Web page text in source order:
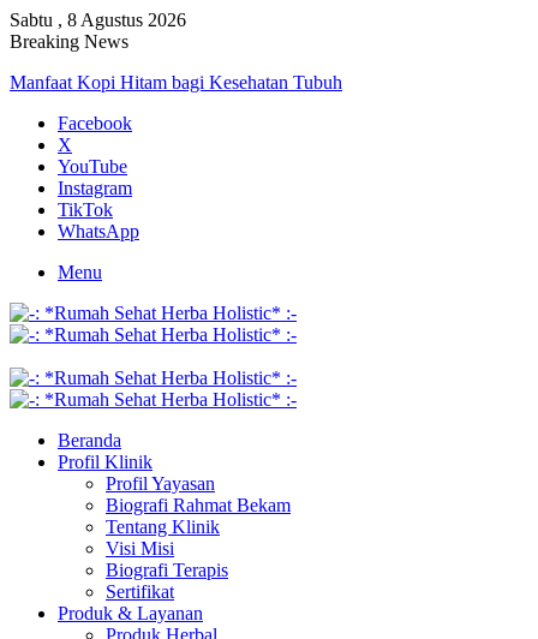
Sabtu , 8 Agustus 2026
Breaking News
Manfaat Kopi Hitam bagi Kesehatan Tubuh
Facebook
X
YouTube
Instagram
TikTok
WhatsApp
Menu
Beranda
Profil Klinik
Profil Yayasan
Biografi Rahmat Bekam
Tentang Klinik
Visi Misi
Biografi Terapis
Sertifikat
Produk & Layanan
Produk Herbal